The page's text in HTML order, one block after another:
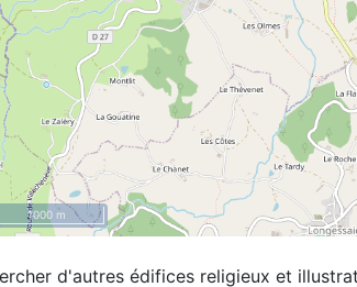
1000 m
d'autres édifices religieux et